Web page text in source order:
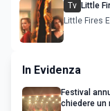
Tv Little
Little Fires
In Evidenza
Festival
chiedere un